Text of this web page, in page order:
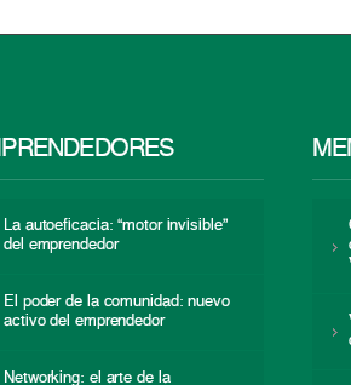
La autoeficacia: “motor invisible”
del emprendedor
El poder de la comunidad: nuevo
activo del emprendedor
Networking: el arte de la